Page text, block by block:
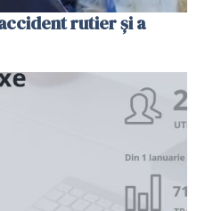
rutier și a